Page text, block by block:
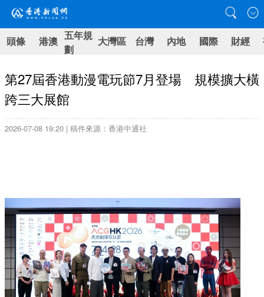
頭條 港澳 五年規
劃
大灣區 台灣 內地 國際 財經
第27屆香港動漫電玩節7月登場 規模擴大橫
跨三大展館
2026-07-08 19:20 | 稿件來源：香港中通社